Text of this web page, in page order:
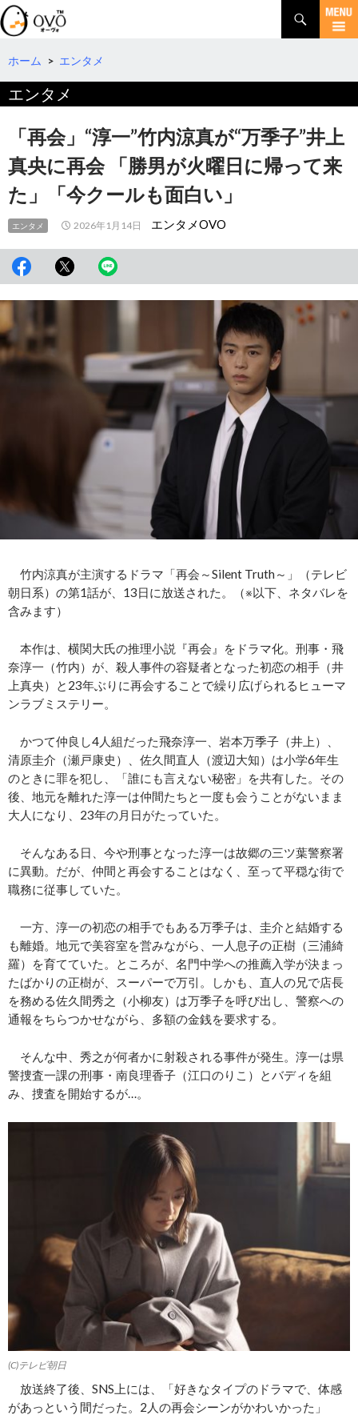
検
索
コ
テ
へ
ホーム > エンタメ
エンタメ
「再会」“淳一”竹内涼真が“万季子”井上
真央に再会 「勝男が火曜日に帰って来
た」「今クールも面白い」
エンタメ 2026年1月14日 エンタメOVO
竹内涼真が主演するドラマ「再会～Silent Truth～」（テレビ
朝日系）の第1話が、13日に放送された。（※以下、ネタバレを
含みます）
本作は、横関大氏の推理小説『再会』をドラマ化。刑事・飛
奈淳一（竹内）が、殺人事件の容疑者となった初恋の相手（井
上真央）と23年ぶりに再会することで繰り広げられるヒューマ
ンラブミステリー。
かつて仲良し4人組だった飛奈淳一、岩本万季子（井上）、
清原圭介（瀬戸康史）、佐久間直人（渡辺大知）は小学6年生
のときに罪を犯し、「誰にも言えない秘密」を共有した。その
後、地元を離れた淳一は仲間たちと一度も会うことがないまま
大人になり、23年の月日がたっていた。
そんなある日、今や刑事となった淳一は故郷の三ツ葉警察署
に異動。だが、仲間と再会することはなく、至って平穏な街で
職務に従事していた。
一方、淳一の初恋の相手でもある万季子は、圭介と結婚する
も離婚。地元で美容室を営みながら、一人息子の正樹（三浦綺
羅）を育てていた。ところが、名門中学への推薦入学が決まっ
たばかりの正樹が、スーパーで万引。しかも、直人の兄で店長
を務める佐久間秀之（小柳友）は万季子を呼び出し、警察への
通報をちらつかせながら、多額の金銭を要求する。
そんな中、秀之が何者かに射殺される事件が発生。淳一は県
警捜査一課の刑事・南良理香子（江口のりこ）とバディを組
み、捜査を開始するが…。
(C)テレビ朝日
放送終了後、SNS上には、「好きなタイプのドラマで、体感
があっという間だった。2人の再会シーンがかわいかった」